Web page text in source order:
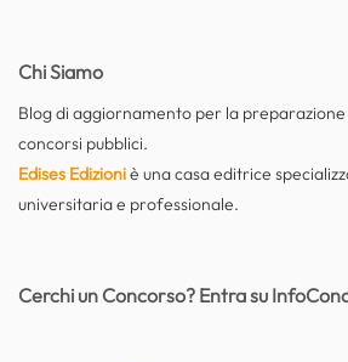
Chi Siamo
Blog di aggiornamento per la
concorsi pubblici.
Edises Edizioniè una casa editrice
universitaria e professionale.
Cerchi un Concorso? Entra su